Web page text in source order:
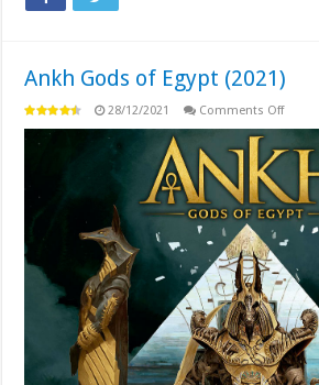
Ankh Gods of Egypt (2021)
28/12/2021 Comments Offon
Gods
of
Egypt
(2021)